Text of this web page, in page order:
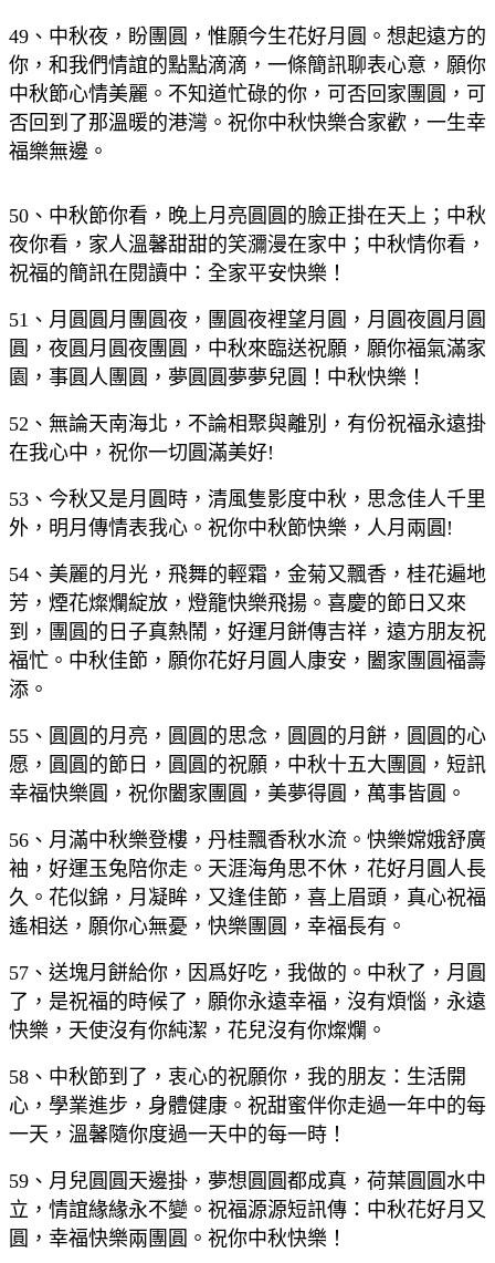
49、中秋夜，盼團圓，惟願今生花好月圓。想起遠方的
你，和我們情誼的點點滴滴，一條簡訊聊表心意，願你
中秋節心情美麗。不知道忙碌的你，可否回家團圓，可
否回到了那溫暖的港灣。祝你中秋快樂合家歡，一生幸
福樂無邊。
50、中秋節你看，晚上月亮圓圓的臉正掛在天上；中秋
夜你看，家人溫馨甜甜的笑瀰漫在家中；中秋情你看，
祝福的簡訊在閱讀中：全家平安快樂！
51、月圓圓月團圓夜，團圓夜裡望月圓，月圓夜圓月圓
圓，夜圓月圓夜團圓，中秋來臨送祝願，願你福氣滿家
園，事圓人團圓，夢圓圓夢夢兒圓！中秋快樂！
52、無論天南海北，不論相聚與離別，有份祝福永遠掛
在我心中，祝你一切圓滿美好!
53、今秋又是月圓時，清風隻影度中秋，思念佳人千里
外，明月傳情表我心。祝你中秋節快樂，人月兩圓!
54、美麗的月光，飛舞的輕霜，金菊又飄香，桂花遍地
芳，煙花燦爛綻放，燈籠快樂飛揚。喜慶的節日又來
到，團圓的日子真熱鬧，好運月餅傳吉祥，遠方朋友祝
福忙。中秋佳節，願你花好月圓人康安，闔家團圓福壽
添。
55、圓圓的月亮，圓圓的思念，圓圓的月餅，圓圓的心
愿，圓圓的節日，圓圓的祝願，中秋十五大團圓，短訊
幸福快樂圓，祝你闔家團圓，美夢得圓，萬事皆圓。
56、月滿中秋樂登樓，丹桂飄香秋水流。快樂嫦娥舒廣
袖，好運玉兔陪你走。天涯海角思不休，花好月圓人長
久。花似錦，月凝眸，又逢佳節，喜上眉頭，真心祝福
遙相送，願你心無憂，快樂團圓，幸福長有。
57、送塊月餅給你，因爲好吃，我做的。中秋了，月圓
了，是祝福的時候了，願你永遠幸福，沒有煩惱，永遠
快樂，天使沒有你純潔，花兒沒有你燦爛。
58、中秋節到了，衷心的祝願你，我的朋友：生活開
心，學業進步，身體健康。祝甜蜜伴你走過一年中的每
一天，溫馨隨你度過一天中的每一時！
59、月兒圓圓天邊掛，夢想圓圓都成真，荷葉圓圓水中
立，情誼緣緣永不變。祝福源源短訊傳：中秋花好月又
圓，幸福快樂兩團圓。祝你中秋快樂！